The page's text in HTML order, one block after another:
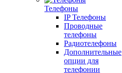
Телефоны
IP Телефоны
Проводные
телефоны
Радиотелефоны
Дополнительные
опции для
телефонии